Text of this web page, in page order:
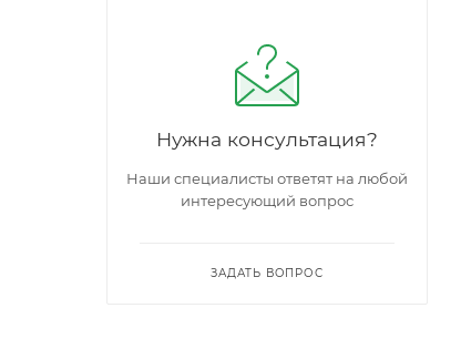
Нужна консультация?
Наши специалисты ответят на любой
интересующий вопрос
ЗАДАТЬ ВОПРОС